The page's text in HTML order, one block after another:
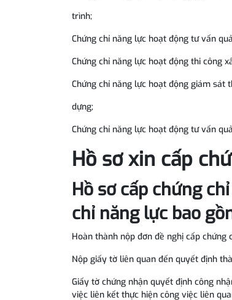
trình;
Chứng chỉ năng lực hoạt động tư vấn
Chứng chỉ năng lực hoạt động thi công
Chứng chỉ năng lực hoạt động giám sát
dựng;
Chứng chỉ năng lực hoạt động tư vấn
Hồ sơ xin cấp
Hồ sơ cấp chứng
chỉ năng lực bao
Hoàn thành nộp đơn đề nghị cấp
Nộp giấy tờ liên quan đến quyết định
Giấy tờ chứng nhận quyết định công
việc liên kết thực hiện công việc liên